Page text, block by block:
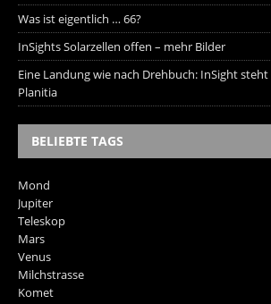
Was ist eigentlich … 66?
InSights Solarzellen offen – mehr Bilder
Eine Landung wie nach Drehbuch: InSight
Planitia
BELIEBTE TAGS
Mond
Jupiter
Teleskop
Mars
Venus
Milchstrasse
Komet